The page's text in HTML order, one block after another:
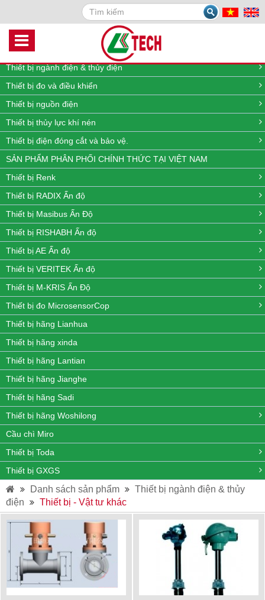
Search
DANH MỤC SẢN PHẨM
Thiết bị quan trắc môi trường online
Thiết bị đo lưu lượng, nhiệt độ, áp suất và mức
Thiết bị ngành điện & thủy điện
Thiết bị đo và điều khiển
Thiết bị nguồn điện
Thiết bị thủy lực khí nén
Thiết bị điện đóng cắt và bảo vệ.
SẢN PHẨM PHÂN PHỐI CHÍNH THỨC TẠI VIỆT NAM
Thiết bị Renk
Thiết bị RADIX Ấn độ
Thiết bị Masibus Ấn Độ
Thiết bị RISHABH Ấn độ
Thiết bị AE Ấn độ
Thiết bị VERITEK Ấn độ
Thiết bị M-KRIS Ấn Độ
Thiết bị đo MicrosensorCop
Thiết bị hãng Lianhua
Thiết bị hãng xinda
Thiết bị hãng Lantian
Thiết bị hãng Jianghe
Thiết bị hãng Sadi
Thiết bị hãng Woshilong
Cầu chì Miro
Thiết bị Toda
Thiết bị GXGS
Danh sách sản phẩm
Thiết bị ngành điện & thủy
điện
Thiết bị - Vật tư khác